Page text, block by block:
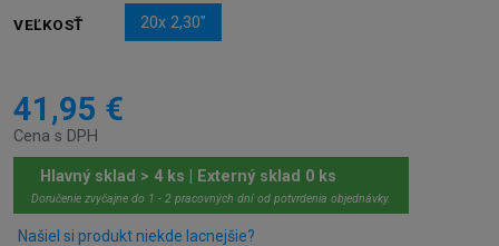
VEĽKOSŤ 20x 2,30"
41,95 €
Cena s DPH
Hlavný sklad > 4 ks | Externý sklad 0 ks
Doručenie zvyčajne do 1 - 2 pracovných dní od potvrdenia objednávky.
Našiel si produkt niekde lacnejšie?